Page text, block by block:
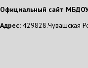
Официальный сайт
Адрес: 429828.Чувашская